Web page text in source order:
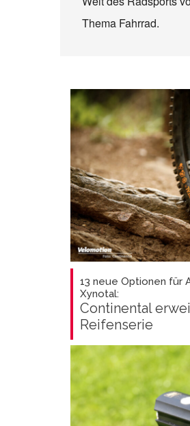
Thema Fahrrad.
13 neue Optionen für
Xynotal:
Continental
Reifenserie